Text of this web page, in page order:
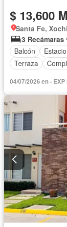
$ 13,600
Santa Fe,
3 Recámaras
Balcón
Terraza
04/07/2026 en -